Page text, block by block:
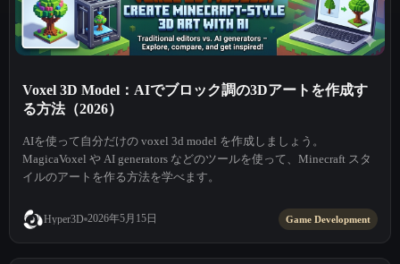
Voxel 3D Model：AIでブロック調の3Dアートを作成す
る方法（2026）
AIを使って自分だけの voxel 3d model を作成しましょう。
MagicaVoxel や AI generators などのツールを使って、Minecraft スタ
イルのアートを作る方法を学べます。
Hyper3D 2026年5月15日 Game Development